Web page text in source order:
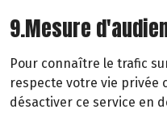
9.Mesure
Pour connaître le trafic
respecte votre vie privée
désactiver ce service en